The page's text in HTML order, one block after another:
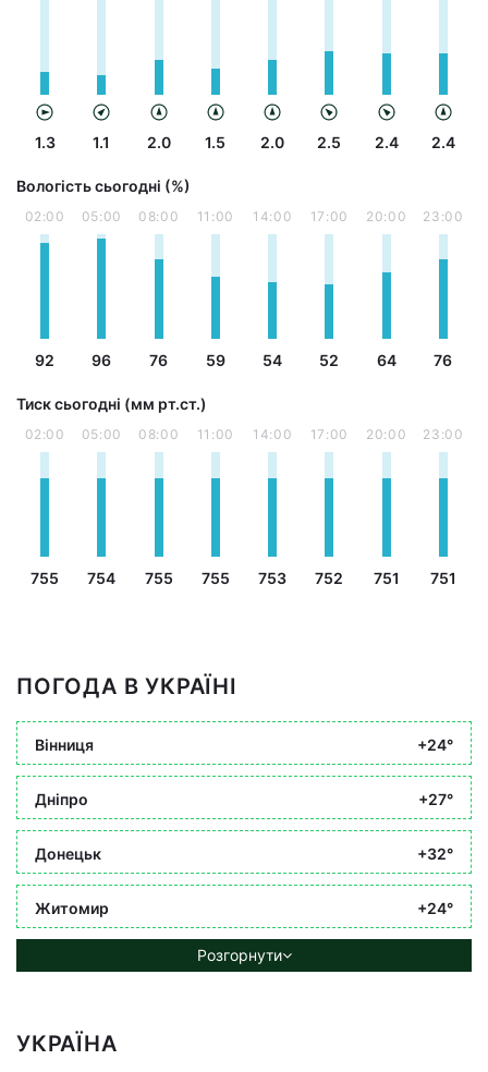
1.3 1.1 2.0 1.5 2.0 2.5 2.4 2.4
Вологість сьогодні (%)
02:00
92
05:00
96
08:00
76
11:00
59
14:00
54
17:00
52
20:00
64
23:00
76
Тиск сьогодні (мм рт.ст.)
02:00
755
05:00
754
08:00
755
11:00
755
14:00
753
17:00
752
20:00
751
23:00
751
ПОГОДА В УКРАЇНІ
Вінниця +24°
Дніпро +27°
Донецьк +32°
Житомир +24°
Розгорнути
УКРАЇНА